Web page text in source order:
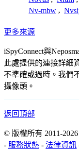
Nv-mbw ,
更多來源
iSpyConnect與
此處提供的連接詳細
不準確或過時。我們
攝像頭。
返回頂部
© 版權所有 2011-2026
- 服務狀態 - 法律資訊